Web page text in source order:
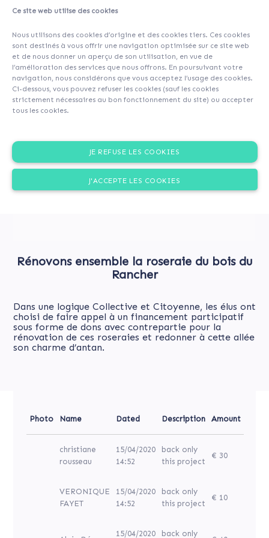
Ce site web utilise des cookies
Nous utilisons des cookies d’origine et des cookies tiers. Ces cookies
sont destinés à vous offrir une navigation optimisée sur ce site web
et de nous donner un aperçu de son utilisation, en vue de
l’amélioration des services que nous offrons. En poursuivant votre
navigation, nous considérons que vous acceptez l’usage des cookies.
Ci-dessous, vous pouvez refuser les cookies (sauf les cookies
strictement nécessaires au bon fonctionnement du site) ou accepter
tous les cookies.
JE REFUSE LES COOKIES
J'ACCEPTE LES COOKIES
Rénovons ensemble la roseraie du bois du
Rancher
Dans une logique Collective et Citoyenne, les élus ont
choisi de faire appel à un financement participatif
sous forme de dons avec contrepartie pour la
rénovation de ces roseraies et redonner à cette allée
son charme d’antan.
Photo Name Dated Description Amount
christiane
rousseau
15/04/2020
14:52
back only
this project
€ 30
VERONIQUE
FAYET
15/04/2020
14:52
back only
this project
€ 10
15/04/2020 back only